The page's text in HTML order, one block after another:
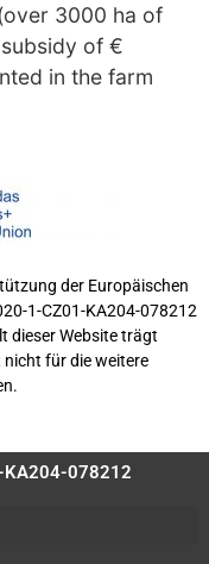
3000 ha of
of €
in the farm
der Europäischen
1-CZ01-KA204-078212
dieser Website trägt
für die weitere
KA204-078212